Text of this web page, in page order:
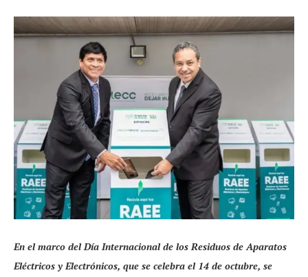
En el marco del Día Internacional de los Residuos de Aparatos
Eléctricos y Electrónicos, que se celebra el 14 de octubre, se